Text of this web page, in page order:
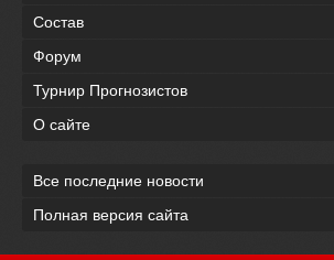
Состав
Форум
Турнир Прогнозистов
О сайте
Все последние новости
Полная версия сайта